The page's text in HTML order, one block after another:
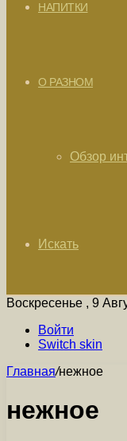
НАПИТКИ
О РАЗНОМ
Обзор
Искать
Воскресенье , 9
Войти
Switch skin
Главная/нежное
нежное